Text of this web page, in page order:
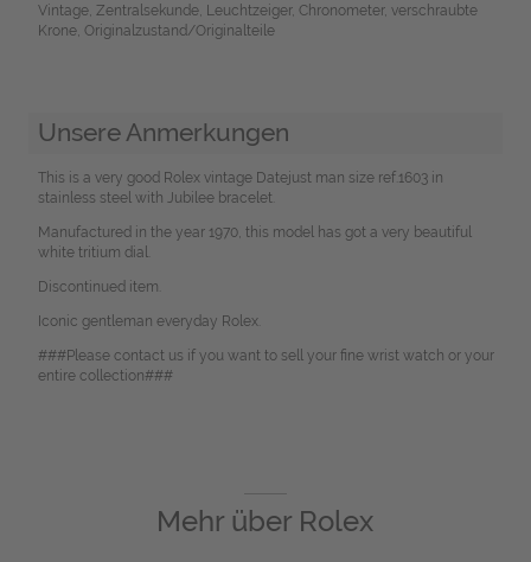
Vintage, Zentralsekunde, Leuchtzeiger, Chronometer, verschraubte
Krone, Originalzustand/Originalteile
Unsere Anmerkungen
This is a very good Rolex vintage Datejust man size ref.1603 in
stainless steel with Jubilee bracelet.
Manufactured in the year 1970, this model has got a very beautiful
white tritium dial.
Discontinued item.
Iconic gentleman everyday Rolex.
###Please contact us if you want to sell your fine wrist watch or your
entire collection###
Mehr über Rolex